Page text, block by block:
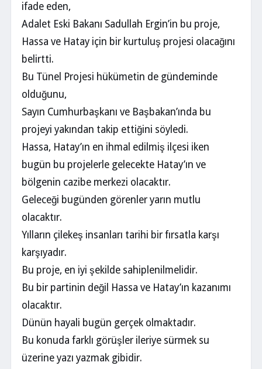
ifade eden,
Adalet Eski Bakanı Sadullah Ergin’in bu proje,
Hassa ve Hatay için bir kurtuluş projesi olacağını
belirtti.
Bu Tünel Projesi hükümetin de gündeminde
olduğunu,
Sayın Cumhurbaşkanı ve Başbakan’ında bu
projeyi yakından takip ettiğini söyledi.
Hassa, Hatay’ın en ihmal edilmiş ilçesi iken
bugün bu projelerle gelecekte Hatay’ın ve
bölgenin cazibe merkezi olacaktır.
Geleceği bugünden görenler yarın mutlu
olacaktır.
Yılların çilekeş insanları tarihi bir fırsatla karşı
karşıyadır.
Bu proje, en iyi şekilde sahiplenilmelidir.
Bu bir partinin değil Hassa ve Hatay’ın kazanımı
olacaktır.
Dünün hayali bugün gerçek olmaktadır.
Bu konuda farklı görüşler ileriye sürmek su
üzerine yazı yazmak gibidir.